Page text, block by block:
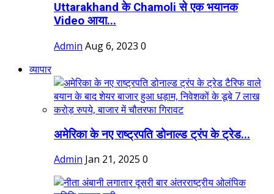
Uttarakhand के Chamoli से एक भयानक
Video आया...
Admin Aug 6, 2023 0
व्यापार
अमेरिका के नए राष्ट्रपति डोनाल्ड ट्रंप के ट्रेड...
Admin Jan 21, 2025 0